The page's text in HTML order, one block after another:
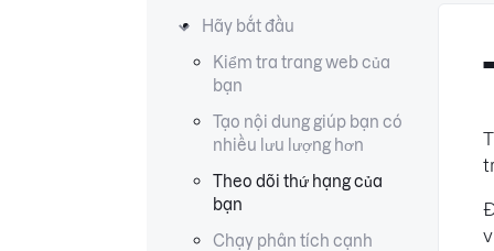
Hãy bắt đầu
Kiểm tra trang web của
bạn
Tạo nội dung giúp bạn có
nhiều lưu lượng hơn
Theo dõi thứ hạng của
bạn
Chạy phân tích cạnh